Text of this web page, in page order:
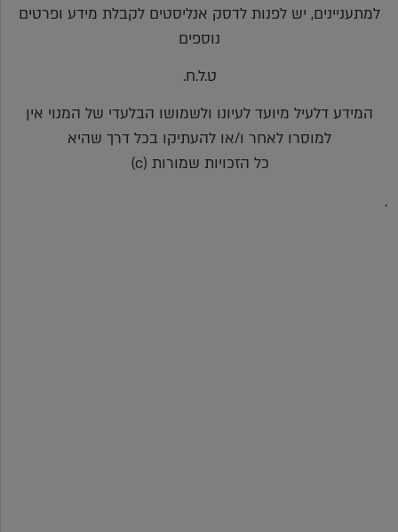
למתעניינים, יש לפנות לדסק אנליסטים לקבלת מידע ופרטים
נוספים
ט.ל.ח.
המידע דלעיל מיועד לעיונו ולשמושו הבלעדי של המנוי אין
למוסרו לאחר ו/או להעתיקו בכל דרך שהיא
כל הזכויות שמורות (c)
.